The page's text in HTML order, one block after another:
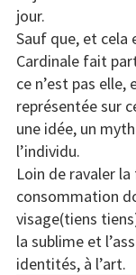
jour.
Sauf que, et cela
Cardinale fait
ce n’est pas
représentée sur
une idée, un
l’individu.
Loin de ravaler
consommation
visage(tiens
la sublime et
identités, à l’art.